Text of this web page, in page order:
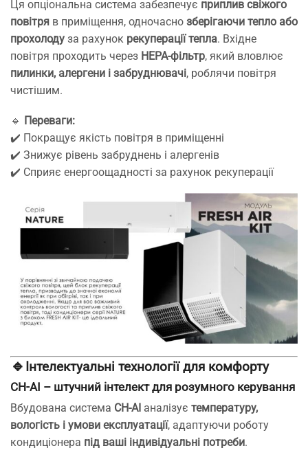
Ця опціональна система забезпечує приплив свіжого
повітря в приміщення, одночасно зберігаючи тепло або
прохолоду за рахунок рекуперації тепла. Вхідне
повітря проходить через HEPA-фільтр, який вловлює
пилинки, алергени і забруднювачі, роблячи повітря
чистішим.
🔹 Переваги:
✔️ Покращує якість повітря в приміщенні
✔️ Знижує рівень забруднень і алергенів
✔️ Сприяє енергоощадності за рахунок рекуперації
🔹 Інтелектуальні технології для комфорту
CH-AI – штучний інтелект для розумного керування
Вбудована система CH-AI аналізує температуру,
вологість і умови експлуатації, адаптуючи роботу
кондиціонера під ваші індивідуальні потреби.